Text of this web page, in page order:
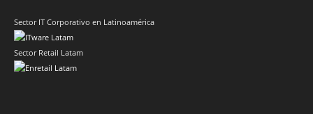
Sector IT Corporativo en Latinoamérica
Sector Retail Latam